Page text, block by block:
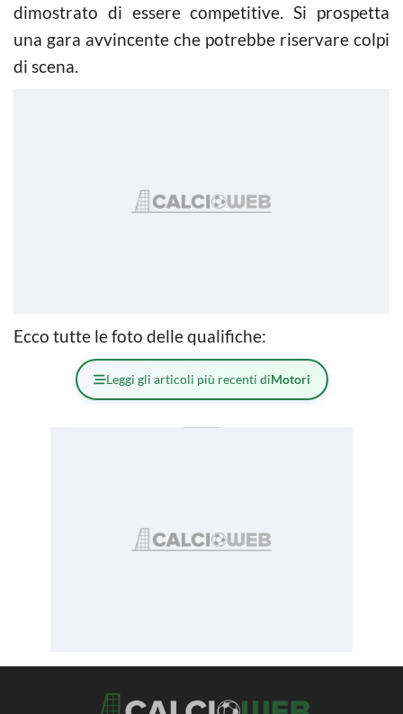
dimostrato di essere competitive. Si prospetta
una gara avvincente che potrebbe riservare colpi
di scena.
Ecco tutte le foto delle qualifiche:
Leggi gli articoli più recenti diMotori